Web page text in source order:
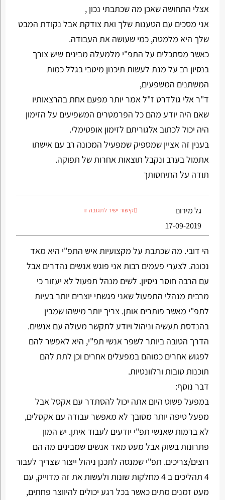
אצלי התחושה שאכן מה שכתבתי נכון ,
אני מסכים עם הטענות שלך ואת צודקת אבל נקודת המבט
שלך היא מלמטה, כמי שעושה את העבודה.
כאשר מסתכלים על התפ"י מלמעלה מבינים שיש צורך
בנסיון רב על מנת לעשות תיכנון מיטבי בגלל כמות
המשתנים המשפעים,
ד"ר אלי גולדרט ז"ל אמר יותר מפעם אחת בהרצאותיו
שאם היה יודע מהם כל הפרמטרים המשפיעים על הזימון
היה יכול לכתוב אלגוריתם לזימון אופטימלי.
בענין זה אציין שמספיק שמפעיל המכונה רב עם אישתו
אתמול בערב ונקבל תוצאות אחרות של תפוקה.
תודה על התיחסותך
גל מירום
17-09-2019
קישור ישיר לתגובה זו
הי דובי. מה שכתבת על מקצועיות איש התפ"י היא מאד
נכונה. לצערי פעמים רבות אני פוגש אנשים נהדרים אבל
עם הרבה חוסר ניסיון. לשים מנהל תפעול לא יעזור כי
מרבית מנהלי התפעול שאני פגשתי יוצרים יותר בעיות
לתפ"י מאשר פותרים אותן. צריך יותר מישהו שמבין
בהנדסת תעשיה וניהול ויודע לתקשר מעולה עם אנשים.
הדרך הטובה ביותר לשפר אנשי תפ"י, היא לאפשר להם
לפגוש אחרים כמוהם במפעלים אחרים וכן לתת להם
תוכנות טובות ורלוונטיות.
דבר נוסף:
במפעל פשוט היום אתה יכול להסתדר עם אקסל אבל
מפעל טיפה יותר מסובך לא מאפשר עבודה עם אקסלים,
לא ברמות שאנשי תפ"י יודעים לעבוד איתן. יש המון
פתרונות בשוק אבל מעט מאד אנשים שמבינים מה הם
רוצים/צריכים. תפ"י שמנסה לתכנן ניהול ייצור שצריך לעבור
4 תהליכים ב 4 מחלקות שונות ולעשות את זה מדוייק, עם
מעט זמנים מתים כאשר בכל רגע יכולים להיווצר פחתים,